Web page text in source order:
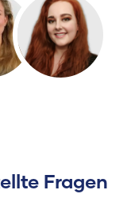
Fragen